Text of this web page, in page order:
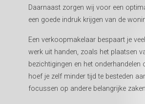
Daarnaast zorgen wij voor een
een goede indruk krijgen van de
Een verkoopmakelaar bespaart je
werk uit handen, zoals het plaatsen
bezichtigingen en het
hoef je zelf minder tijd te besteden
focussen op andere belangrijke